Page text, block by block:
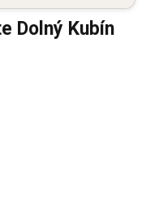
Dolný Kubín